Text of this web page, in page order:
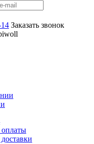
Заказать звонок
оплаты